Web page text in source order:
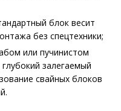
блок весит
без спецтехники;
или пучинистом
залегаемый
свайных блоков